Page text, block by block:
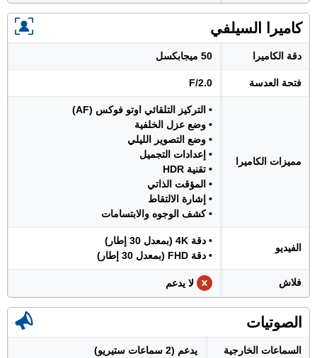
كاميرا السيلفي
دقة الكاميرا 50 ميجابكسل
فتحة العدسة F/2.0
مميزات الكاميرا
• التركيز التلقائي اوتو فوكس (AF)
• وضع عزل الخلفية
• وضع التصوير الليلي
• إعدادات التجميل
• تقنية HDR
• المؤقت الذاتي
• إشارة الالتقاط
• كشف الوجوه والابتسامات
الفيديو
• دقة 4K (بمعدل 30 إطار)
• دقة FHD (بمعدل 30 إطار)
فلاش لا يدعم
الصوتيات
السماعات الخارجية يدعم (2 سماعات ستيريو)